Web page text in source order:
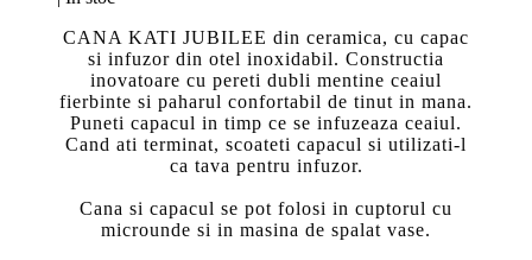
CANA KATI JUBILEE din ceramica, cu capac
si infuzor din otel inoxidabil. Constructia
inovatoare cu pereti dubli mentine ceaiul
fierbinte si paharul confortabil de tinut in mana.
Puneti capacul in timp ce se infuzeaza ceaiul.
Cand ati terminat, scoateti capacul si utilizati-l
ca tava pentru infuzor.
Cana si capacul se pot folosi in cuptorul cu
microunde si in masina de spalat vase.